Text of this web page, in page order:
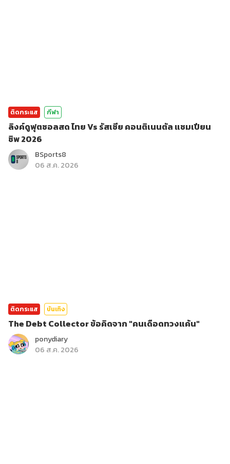
ติดกระแส กีฬา
ลิงค์ดูฟุตซอลสด ไทย Vs รัสเซีย คอนติเนนตัล แชมเปียน
ชิพ 2026
BSports8
06 ส.ค. 2026
ติดกระแส บันเทิง
The Debt Collector ข้อคิดจาก "คนเดือดทวงแค้น"
ponydiary
06 ส.ค. 2026